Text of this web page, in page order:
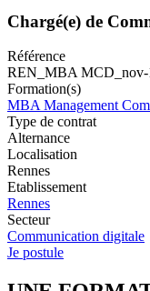
Chargé(e) de
Référence
REN_MBA MCD_nov-
Formation(s)
MBA Management
Type de contrat
Alternance
Localisation
Rennes
Etablissement
Rennes
Secteur
Communication digitale
Je postule